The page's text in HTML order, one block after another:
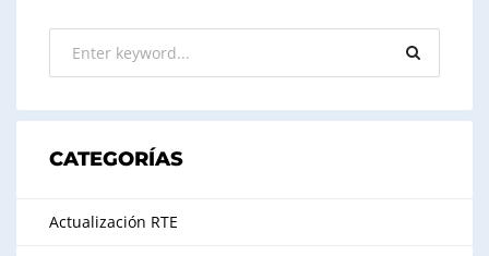
CATEGORÍAS
Actualización RTE